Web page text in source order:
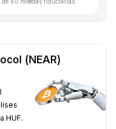
(NEAR)
HUF.